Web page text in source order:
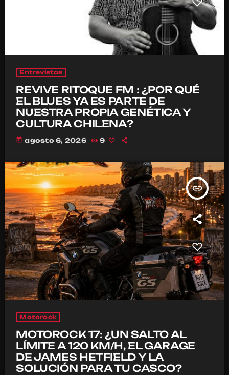
Entrevistas
REVIVE RITOQUE FM : ¿POR QUÉ
EL BLUES YA ES PARTE DE
NUESTRA PROPIA GENÉTICA Y
CULTURA CHILENA?
today agosto 6, 2026 9
insert_link
Motorock
MOTOROCK 17: ¿UN SALTO AL
LÍMITE A 120 KM/H, EL GARAGE
DE JAMES HETFIELD Y LA
SOLUCIÓN PARA TU CASCO?